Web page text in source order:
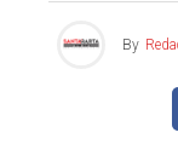
By